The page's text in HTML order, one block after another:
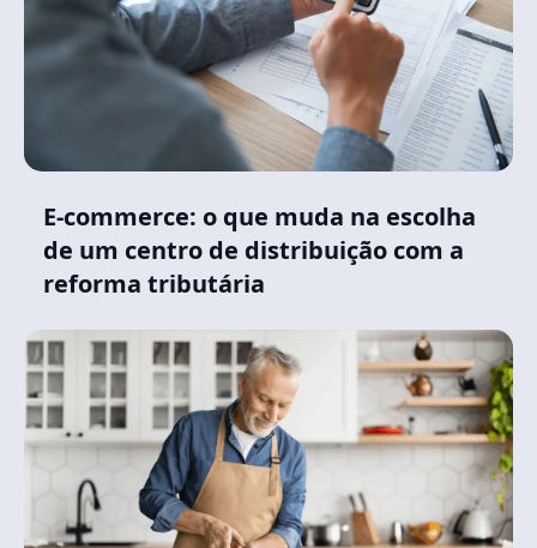
E-commerce: o que muda na escolha
de um centro de distribuição com a
reforma tributária